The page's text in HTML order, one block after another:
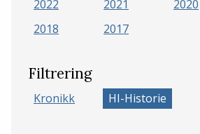
2022
2021 2020
2018
2017
Filtrering
Kronikk HI-Historie